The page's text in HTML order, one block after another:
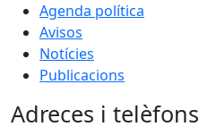
Agenda política
Avisos
Notícies
Publicacions
Adreces i telèfons